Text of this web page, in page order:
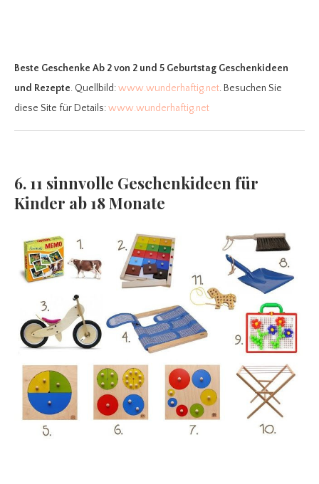
Beste Geschenke Ab 2von 2 und 5 Geburtstag Geschenkideen
und Rezepte. Quellbild:www.wunderhaftig.net. Besuchen Sie
diese Site für Details:www.wunderhaftig.net
6. 11 sinnvolle Geschenkideen für
Kinder ab 18 Monate